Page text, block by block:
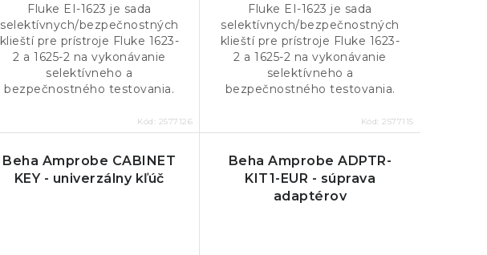
Fluke EI-1623 je sada
selektívnych/bezpečnostných
klieští pre prístroje Fluke 1623-
2 a 1625-2 na vykonávanie
selektívneho a
bezpečnostného testovania.
Kód: 2577126
Fluke EI-1623 je sada
selektívnych/bezpečnostných
klieští pre prístroje Fluke 1623-
2 a 1625-2 na vykonávanie
selektívneho a
bezpečnostného testovania.
Kód: 2577115
Beha Amprobe CABINET
KEY - univerzálny kľúč
Beha Amprobe ADPTR-
KIT1-EUR - súprava
adaptérov